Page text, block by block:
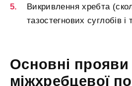
Викривлення хребта
тазостегнових суглобів і
Основні прояви
міжхребцевої